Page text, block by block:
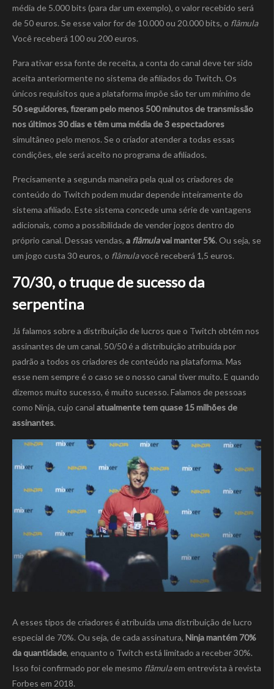
média de 5.000 bits (para dar um exemplo), o valor recebido será
de 50 euros. Se esse valor for de 10.000 ou 20.000 bits, o flâmula
Você receberá 100 ou 200 euros.
Para ativar essa fonte de receita, a conta do canal deve ter sido
aceita anteriormente no sistema de afiliados do Twitch. Os
únicos requisitos que a plataforma impõe são ter um mínimo de
50 seguidores, fizeram pelo menos 500 minutos de transmissão
nos últimos 30 dias e têm uma média de 3 espectadores
simultâneo pelo menos. Se o criador atender a todas essas
condições, ele será aceito no programa de afiliados.
Precisamente a segunda maneira pela qual os criadores de
conteúdo do Twitch podem mudar depende inteiramente do
sistema afiliado. Este sistema concede uma série de vantagens
adicionais, como a possibilidade de vender jogos dentro do
próprio canal. Dessas vendas, a flâmulavai manter 5%. Ou seja, se
um jogo custa 30 euros, o flâmulavocê receberá 1,5 euros.
70/30, o truque de sucesso da
serpentina
Já falamos sobre a distribuição de lucros que o Twitch obtém nos
assinantes de um canal. 50/50 é a distribuição atribuída por
padrão a todos os criadores de conteúdo na plataforma. Mas
esse nem sempre é o caso se o nosso canal tiver muito. E quando
dizemos muito sucesso, é muito sucesso. Falamos de pessoas
como Ninja, cujo canal atualmente tem quase 15 milhões de
assinantes.
A esses tipos de criadores é atribuída uma distribuição de lucro
especial de 70%. Ou seja, de cada assinatura, Ninja mantém 70%
da quantidade, enquanto o Twitch está limitado a receber 30%.
Isso foi confirmado por ele mesmo flâmulaem entrevista à revista
Forbes em 2018.